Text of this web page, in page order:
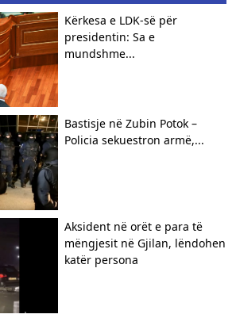
Kërkesa e LDK-së për
presidentin: Sa e
mundshme...
Bastisje në Zubin Potok –
Policia sekuestron armë,...
Aksident në orët e para të
mëngjesit në Gjilan, lëndohen
katër persona